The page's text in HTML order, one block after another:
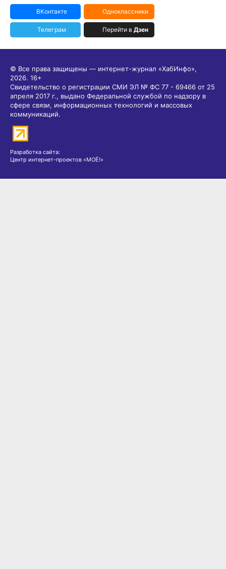
ВКонтакте Одноклассники
Телеграм Перейти в Дзен
© Все права защищены — интернет-журнал «ХабИнфо»,
2026. 16+
Свидетельство о регистрации СМИ ЭЛ № ФС 77 - 69466 от 25
апреля 2017 г., выдано Федеральной службой по надзору в
сфере связи, информационных технологий и массовых
коммуникаций.
Разработка сайта:
Центр интернет-проектов «МОЁ!»